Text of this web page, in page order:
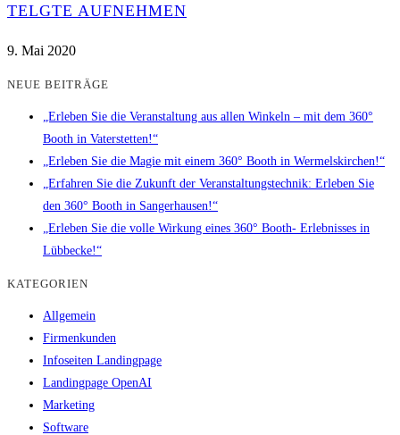
TELGTE AUFNEHMEN
9. Mai 2020
NEUE BEITRÄGE
„Erleben Sie die Veranstaltung aus allen Winkeln – mit dem 360°
Booth in Vaterstetten!“
„Erleben Sie die Magie mit einem 360° Booth in Wermelskirchen!“
„Erfahren Sie die Zukunft der Veranstaltungstechnik: Erleben Sie
den 360° Booth in Sangerhausen!“
„Erleben Sie die volle Wirkung eines 360° Booth- Erlebnisses in
Lübbecke!“
KATEGORIEN
Allgemein
Firmenkunden
Infoseiten Landingpage
Landingpage OpenAI
Marketing
Software